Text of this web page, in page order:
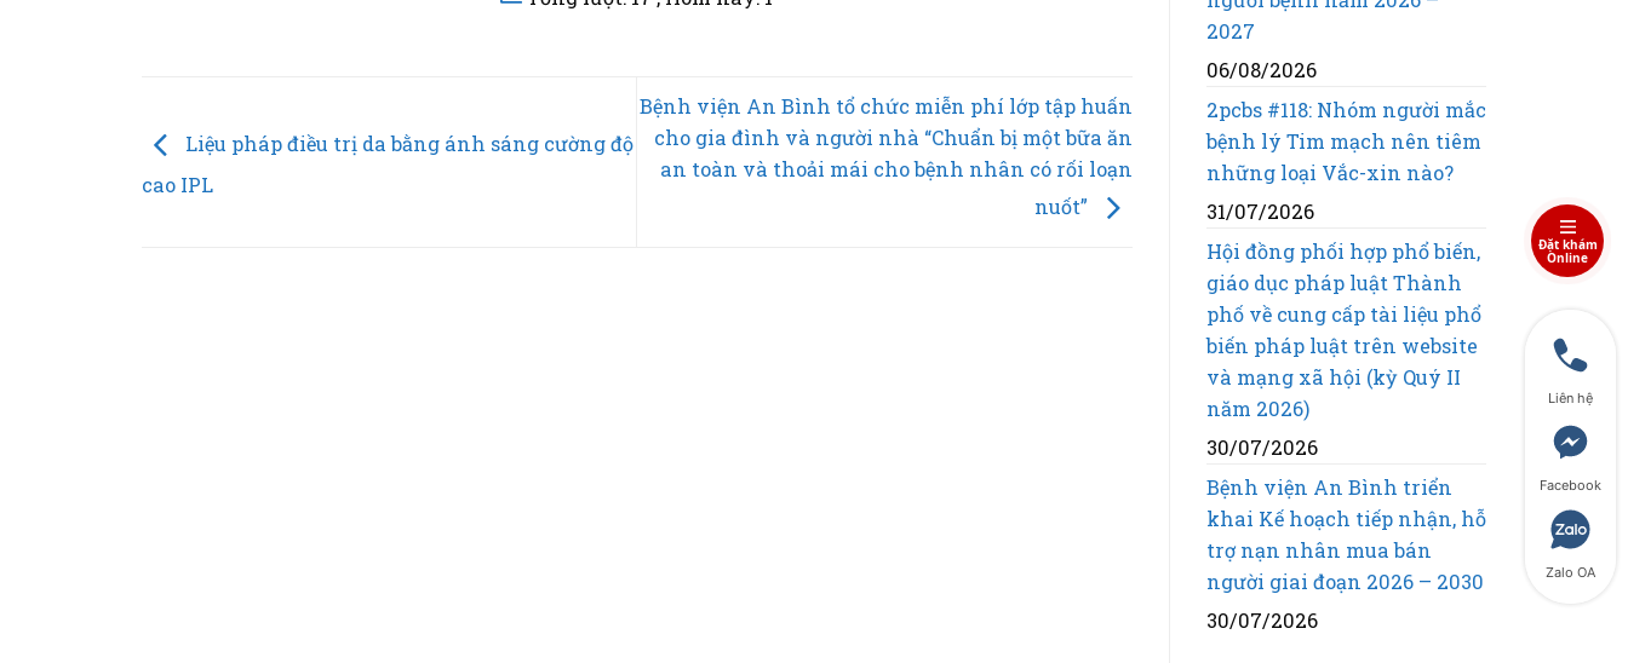
Liệu pháp điều trị da bằng ánh sáng cường độ
cao IPL
Bệnh viện An Bình tổ chức miễn phí lớp tập huấn
cho gia đình và người nhà “Chuẩn bị một bữa ăn
an toàn và thoải mái cho bệnh nhân có rối loạn
nuốt”
2027
06/08/2026
2pcbs #118: Nhóm người mắc
bệnh lý Tim mạch nên tiêm
những loại Vắc-xin nào?
31/07/2026
Hội đồng phối hợp phổ biến,
giáo dục pháp luật Thành
phố về cung cấp tài liệu phổ
biến pháp luật trên website
và mạng xã hội (kỳ Quý II
năm 2026)
30/07/2026
Bệnh viện An Bình triển
khai Kế hoạch tiếp nhận, hỗ
trợ nạn nhân mua bán
người giai đoạn 2026 – 2030
30/07/2026
Liên hệ
Facebook
Zalo OA
Đặt khám
Online